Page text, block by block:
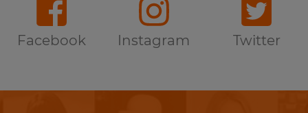
Facebook Instagram Twitter